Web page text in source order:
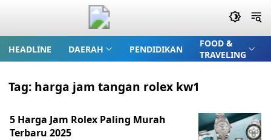
HEADLINE DAERAH PENDIDIKAN
FOOD &
TRAVELING
Tag: harga jam tangan rolex kw1
5 Harga Jam Rolex Paling Murah
Terbaru 2025